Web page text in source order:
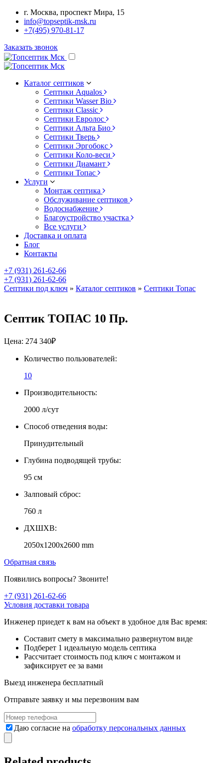
г. Москва, проспект Мира, 15
info@topseptik-msk.ru
+7(495) 970-81-17
Заказать звонок
Каталог септиков
Септики Aqualos
Септики Wasser Bio
Септики Classic
Септики Евролос
Септики Альта Био
Септики Тверь
Септики Эргобокс
Септики Коло-веси
Септики Диамант
Септики Топас
Услуги
Монтаж септика
Обслуживание септиков
Водоснабжение
Благоустройство участка
Все услуги
Доставка и оплата
Блог
Контакты
+7 (931) 261-62-66
+7 (931) 261-62-66
Септики под ключ » Каталог септиков » Септики Топас
Септик ТОПАС 10 Пр.
Цена: 274 340₽
Количество пользователей:
10
Производительность:
2000 л/сут
Способ отведения воды:
Принудительный
Глубина подводящей трубы:
95 см
Залповый сброс:
760 л
ДXШXВ:
2050x1200x2600 mm
Обратная связь
Появились вопросы? Звоните!
+7 (931) 261-62-66
Условия доставки товара
Инженер приедет к вам на объект в удобное для Вас время:
Составит смету в максимально развернутом виде
Подберет 1 идеальную модель септика
Рассчитает стоимость под ключ с монтажом и
зафиксирует ее за вами
Выезд инженера бесплатный
Отправьте заявку и мы перезвоним вам
Даю согласие на обработку персональных данных